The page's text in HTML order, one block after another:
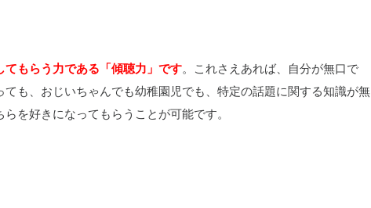
てもらう力である「傾聴力」です。これさえあれば、自分が無口で
も、おじいちゃんでも幼稚園児でも、特定の話題に関する知識が無
を好きになってもらうことが可能です。